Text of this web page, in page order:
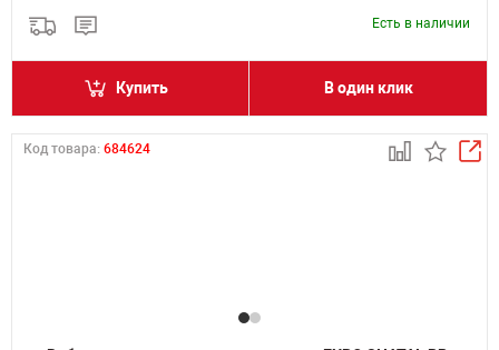
Есть в наличии
Купить В один клик
Код товара: 684624